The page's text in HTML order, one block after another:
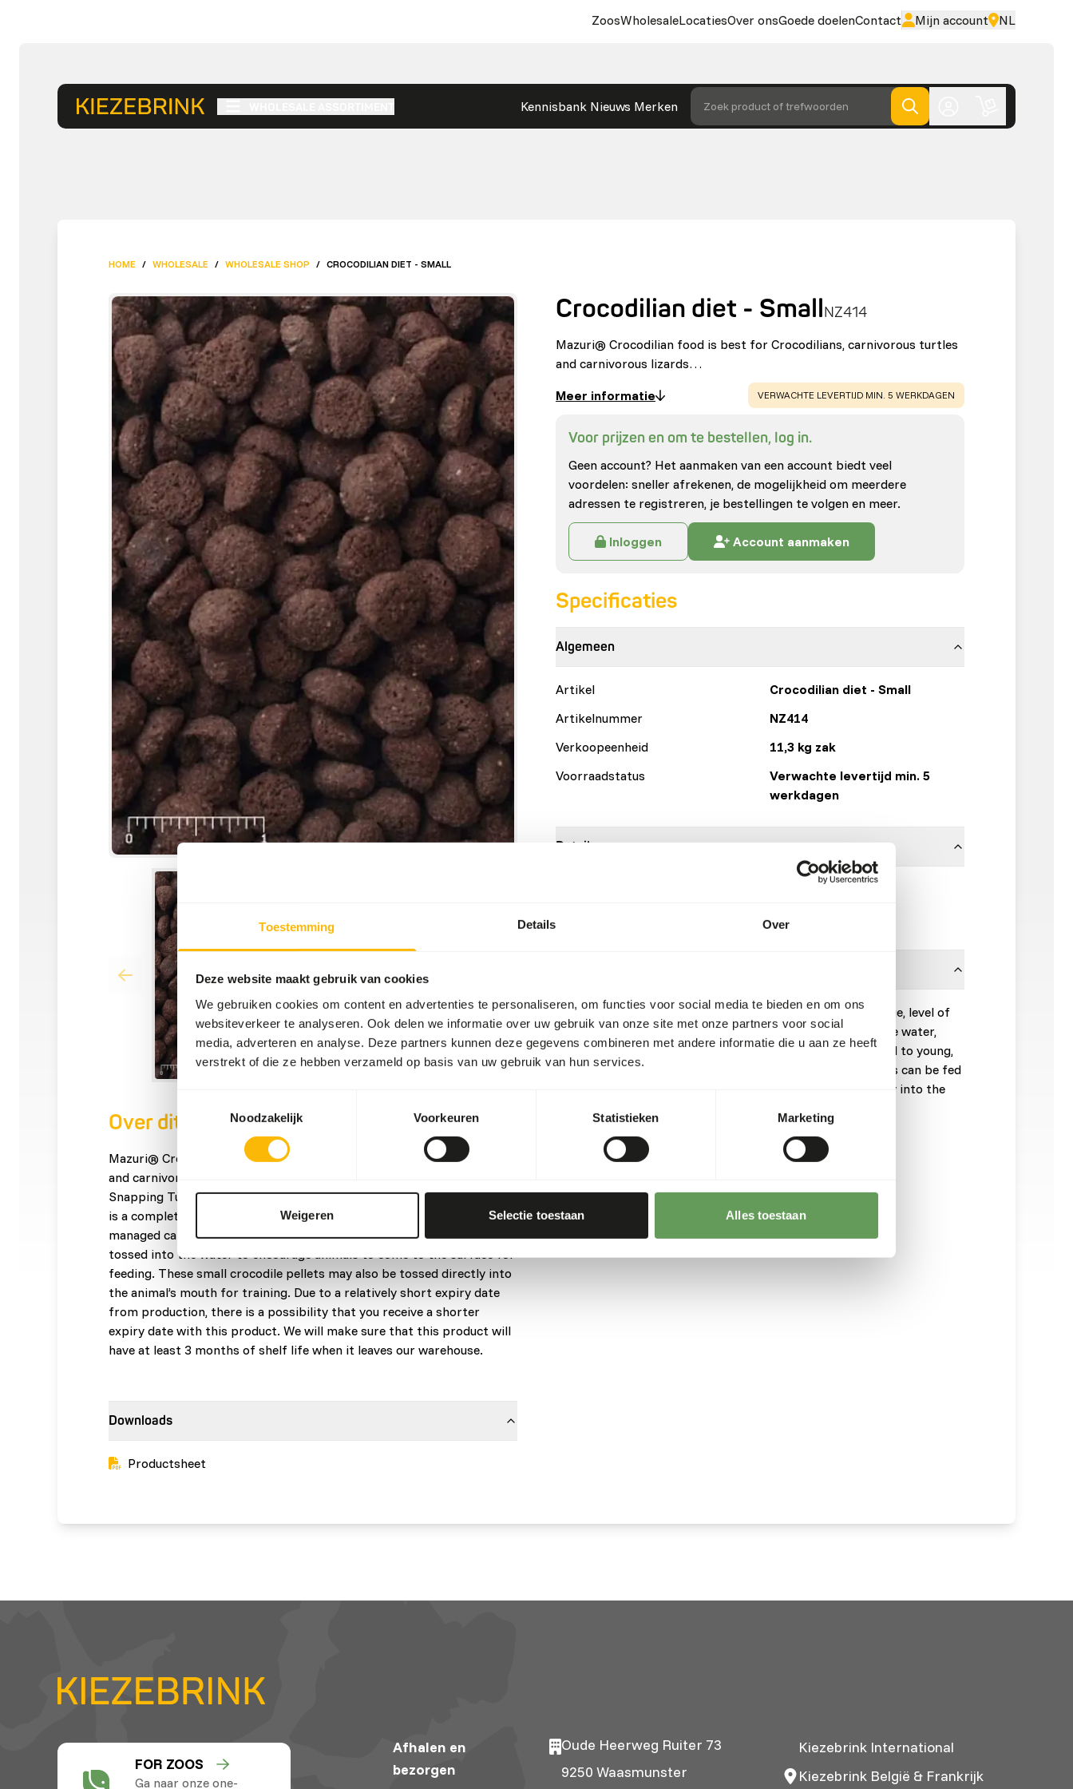
Toestemming Details Over
Deze website maakt gebruik van cookies
We gebruiken cookies om content en advertenties te personaliseren, om functies voor social media te bieden en om ons
websiteverkeer te analyseren. Ook delen we informatie over uw gebruik van onze site met onze partners voor social
media, adverteren en analyse. Deze partners kunnen deze gegevens combineren met andere informatie die u aan ze heeft
verstrekt of die ze hebben verzameld op basis van uw gebruik van hun services.
Noodzakelijk
Voorkeuren Statistieken Marketing
Weigeren Selectie toestaan Alles toestaan
ZoosWholesaleLocatiesOver onsGoede doelenContact Mijn account NL
Kennisbank Nieuws Merken Zoek product of trefwoorden
HOME / WHOLESALE / WHOLESALE SHOP / CROCODILIAN DIET - SMALL
Over dit product
Mazuri® Crocodilian food is best for Crocodilians, carnivorous turtles
and carnivorous lizards such as Alligators, Caiman, Crocodiles, Gharials,
Snapping Turtles and Monitor Lizards. Mazuri® Crocodilian Diet-Small
is a complete crocodile food designed for small crocodilians under
managed care. This floating pellet crocodile food is designed to be
tossed into the water to encourage animals to come to the surface for
feeding. These small crocodile pellets may also be tossed directly into
the animal’s mouth for training. Due to a relatively short expiry date
from production, there is a possibility that you receive a shorter
expiry date with this product. We will make sure that this product will
have at least 3 months of shelf life when it leaves our warehouse.
Downloads
Productsheet
Crocodilian diet - SmallNZ414
Mazuri® Crocodilian food is best for Crocodilians, carnivorous turtles
and carnivorous lizards…
Meer informatie
WARNING:
VERWACHTE LEVERTIJD MIN. 5 WERKDAGEN
Voor prijzen en om te bestellen, log in.
Geen account? Het aanmaken van een account biedt veel
voordelen: sneller afrekenen, de mogelijkheid om meerdere
adressen te registreren, je bestellingen te volgen en meer.
Inloggen Account aanmaken
Specificaties
Algemeen
Artikel
Crocodilian diet - Small
Artikelnummer
NZ414
Verkoopeenheid
11,3 kg zak
Voorraadstatus
Verwachte levertijd min. 5
werkdagen
Details
9.53 x 9.53 mm
Mazuri
Feed intake will vary based on animal body size and lifestage, level of
activity and environmental temperature. Toss diet onto the water,
where the splashing may induce the feeding response. Feed to young,
rapidly growing crocodilians to satiation. Adult crocodilians can be fed
to body condition. The product may also be tossed directly into the
FOR ZOOS
Ga naar onze one-
Afhalen en
bezorgen
Oude Heerweg Ruiter 73
9250 Waasmunster
Kiezebrink International
Kiezebrink België & Frankrijk